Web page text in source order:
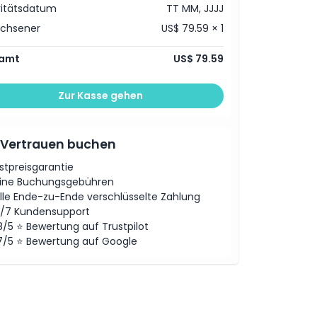
TT MM, JJJJ
US$ 79.59 × 1
US$ 79.59
Zur Kasse gehen
buchen
Buchungsgebühren
Ende-zu-Ende verschlüsselte Zahlung
7 Kundensupport
5 ⭐ Bewertung auf Trustpilot
5 ⭐ Bewertung auf Google